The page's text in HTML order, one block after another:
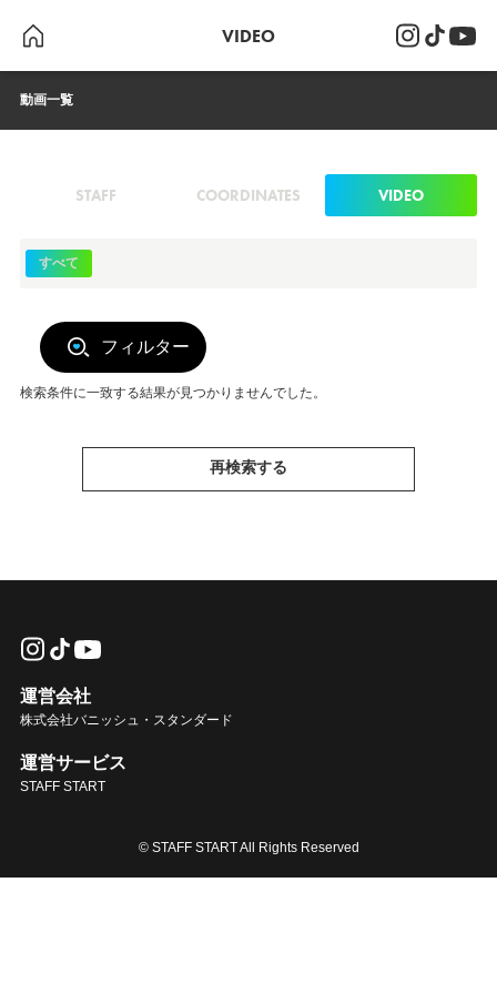
VIDEO
動画一覧
STAFF COORDINATES VIDEO
すべて
フィルター
検索条件に一致する結果が見つかりませんでした。
再検索する
運営会社
株式会社バニッシュ・スタンダード
運営サービス
STAFF START
© STAFF START All Rights Reserved